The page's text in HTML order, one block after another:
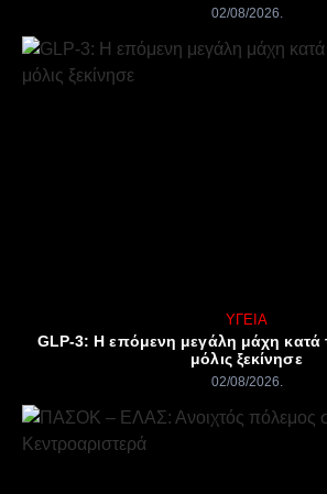
02/08/2026
ΥΓΕΊΑ
GLP-3: Η επόμενη μεγάλη μάχη κατά
μόλις ξεκίνησε
02/08/2026